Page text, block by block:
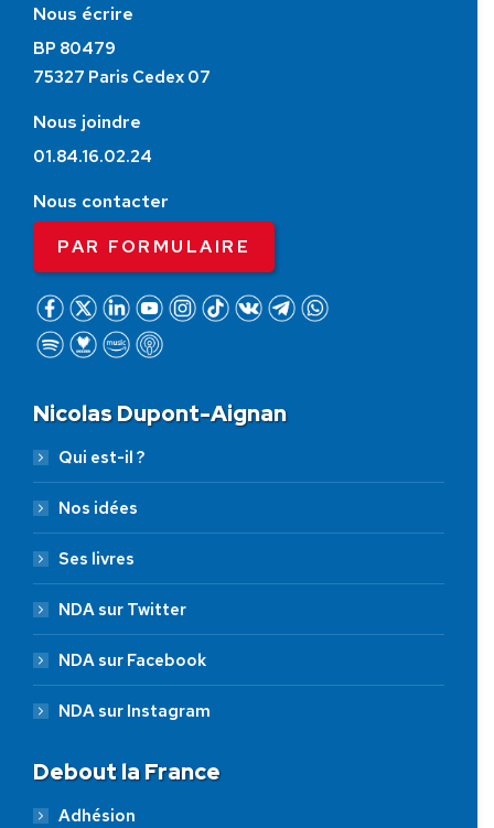
Nous écrire
BP 80479
75327 Paris Cedex 07
Nous joindre
01.84.16.02.24
Nous contacter
PAR FORMULAIRE
Nicolas Dupont-Aignan
Qui est-il ?
Nos idées
Ses livres
NDA sur Twitter
NDA sur Facebook
NDA sur Instagram
Debout la France
Adhésion